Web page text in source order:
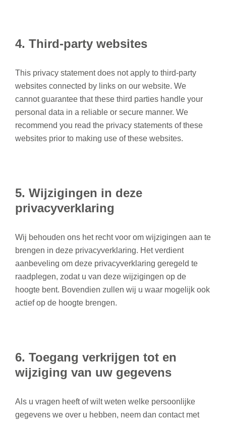
4. Third-party websites
This privacy statement does not apply to third-party
websites connected by links on our website. We
cannot guarantee that these third parties handle your
personal data in a reliable or secure manner. We
recommend you read the privacy statements of these
websites prior to making use of these websites.
5. Wijzigingen in deze
privacyverklaring
Wij behouden ons het recht voor om wijzigingen aan te
brengen in deze privacyverklaring. Het verdient
aanbeveling om deze privacyverklaring geregeld te
raadplegen, zodat u van deze wijzigingen op de
hoogte bent. Bovendien zullen wij u waar mogelijk ook
actief op de hoogte brengen.
6. Toegang verkrijgen tot en
wijziging van uw gegevens
Als u vragen heeft of wilt weten welke persoonlijke
gegevens we over u hebben, neem dan contact met